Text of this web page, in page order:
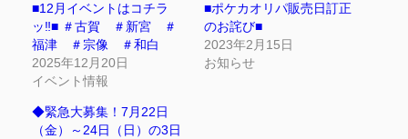
■12月イベントはコチラ
ッ‼■ ＃古賀 ＃新宮 ＃
福津 ＃宗像 ＃和白
2025年12月20日
イベント情報
■ポケカオリパ販売日訂正
のお詫び■
2023年2月15日
お知らせ
◆緊急大募集！7月22日
（金）～24日（日）の3日